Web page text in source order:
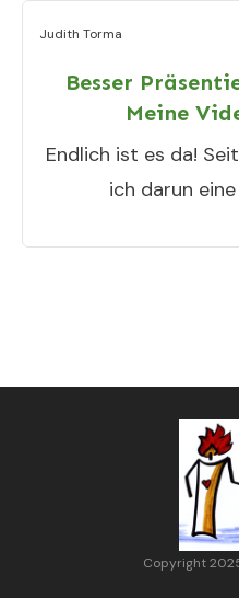
Judith Torma
Besser
Meine
Endlich ist es da!
ich darun
Copyright